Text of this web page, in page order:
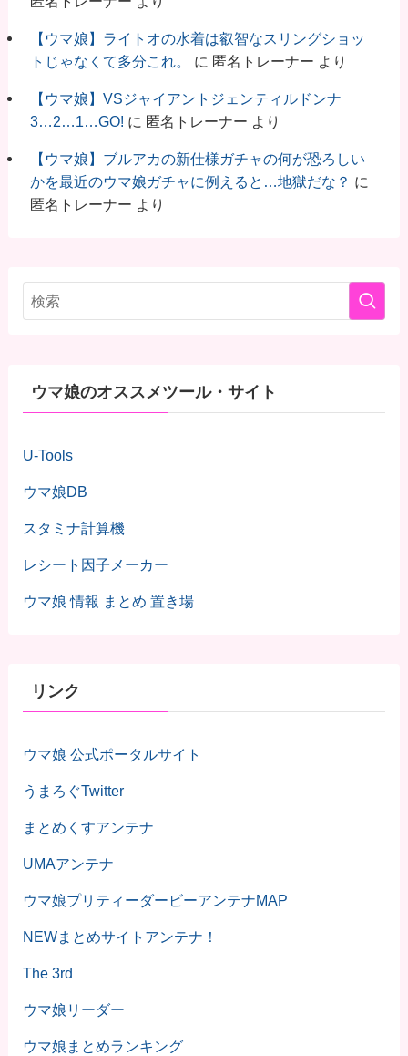
【ウマ娘】ライトオの水着は叡智なスリングショッ
トじゃなくて多分これ。
に 匿名トレーナー より
【ウマ娘】VSジャイアントジェンティルドンナ
3…2…1…GO! に 匿名トレーナー より
【ウマ娘】ブルアカの新仕様ガチャの何が恐ろしい
かを最近のウマ娘ガチャに例えると…地獄だな？ に
匿名トレーナー より
ウマ娘のオススメツール・サイト
U-Tools
ウマ娘DB
スタミナ計算機
レシート因子メーカー
ウマ娘 情報 まとめ 置き場
リンク
ウマ娘 公式ポータルサイト
うまろぐTwitter
まとめくすアンテナ
UMAアンテナ
ウマ娘プリティーダービーアンテナMAP
NEWまとめサイトアンテナ！
The 3rd
ウマ娘リーダー
ウマ娘まとめランキング